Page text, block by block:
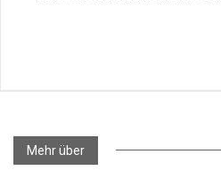
Mehr über